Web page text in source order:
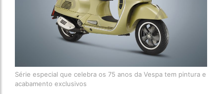
Série especial que celebra os 75 anos da Vespa tem pintura e
acabamento exclusivos